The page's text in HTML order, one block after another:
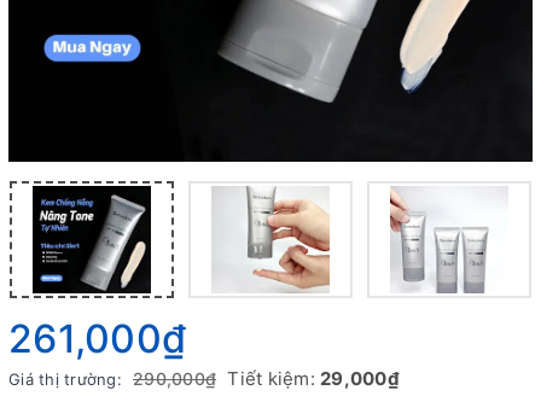
261,000₫
Giá thị trường: 290,000₫ Tiết kiệm: 29,000₫